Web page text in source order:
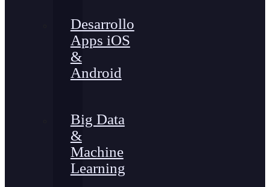
Desarrollo
Apps iOS
&
Android
Big Data
&
Machine
Learning